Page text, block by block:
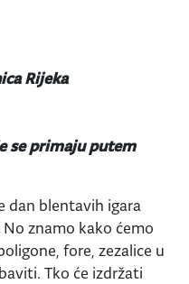
Rijeka
se primaju putem
dan blentavih igara
znamo kako ćemo
fore, zezalice u
Tko će izdržati